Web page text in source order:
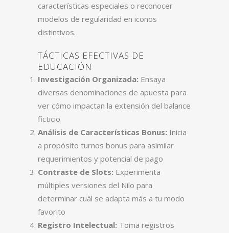
características especiales o reconocer
modelos de regularidad en iconos
distintivos.
TÁCTICAS EFECTIVAS DE
EDUCACIÓN
Investigación Organizada: Ensaya
diversas denominaciones de apuesta para
ver cómo impactan la extensión del balance
ficticio
Análisis de Características Bonus: Inicia
a propósito turnos bonus para asimilar
requerimientos y potencial de pago
Contraste de Slots: Experimenta
múltiples versiones del Nilo para
determinar cuál se adapta más a tu modo
favorito
Registro Intelectual: Toma registros